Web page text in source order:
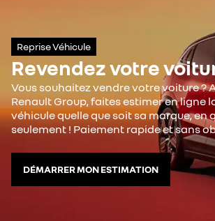
Reprise Véhicule
Revendez votre
Vous souhaitez vendre votre voiture ?
Renault Group, faites estimer en ligne
véhicule quelle que soit sa marque, en
seulement ! Paiement rapide et sans
DÉMARRER MON ESTIMATION